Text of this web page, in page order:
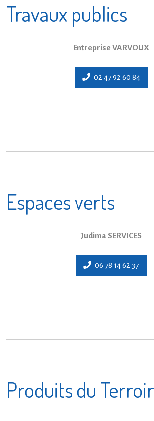
Travaux publics
Entreprise VARVOUX
02 47 92 60 84
Espaces verts
Judima SERVICES
06 78 14 62 37
Produits du Terroir